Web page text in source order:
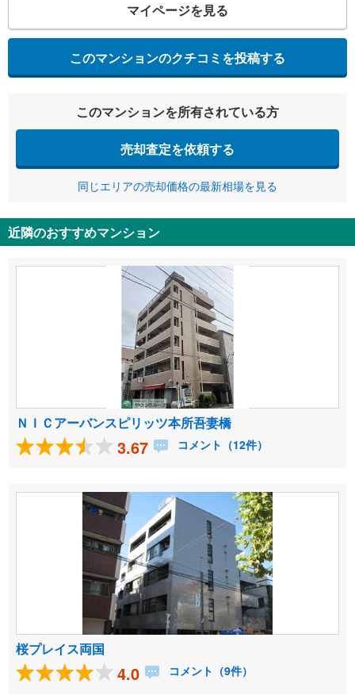
マイページを見る
このマンションのクチコミを投稿する
このマンションを所有されている方
売却査定を依頼する
同じエリアの売却価格の最新相場を見る
近隣のおすすめマンション
ＮＩＣアーバンスピリッツ本所吾妻橋
3.67 コメント（12件）
桜プレイス両国
4.0 コメント（9件）